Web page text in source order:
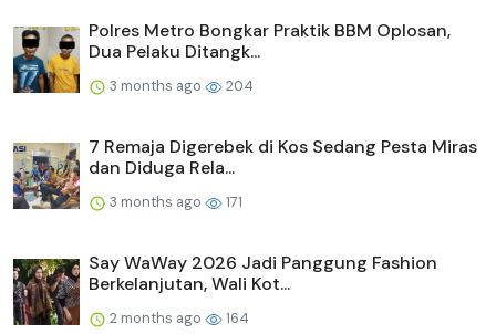
Polres Metro Bongkar Praktik BBM Oplosan,
Dua Pelaku Ditangk...
3 months ago 204
7 Remaja Digerebek di Kos Sedang Pesta Miras
dan Diduga Rela...
3 months ago 171
Say WaWay 2026 Jadi Panggung Fashion
Berkelanjutan, Wali Kot...
2 months ago 164